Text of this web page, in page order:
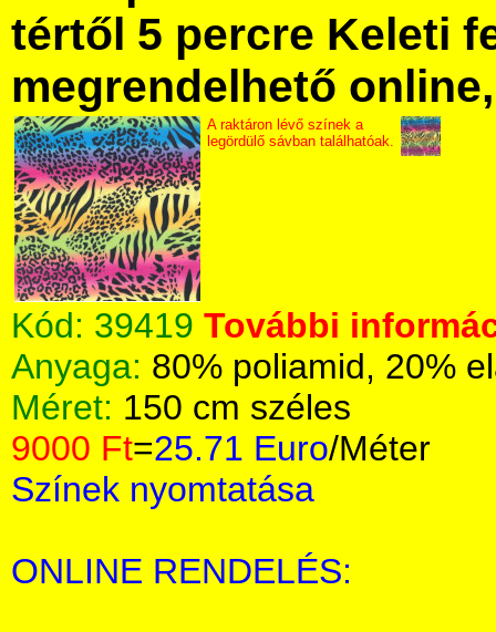
tértől 5 percre Keleti
megrendelhető
A raktáron lévő színek a
legördülő sávban találhatóak.
Kód: 39419 További
Anyaga: 80% poliamid, 20%
Méret: 150 cm széles
9000 Ft=25.71 Euro/Méter
Színek nyomtatása
ONLINE RENDELÉS: